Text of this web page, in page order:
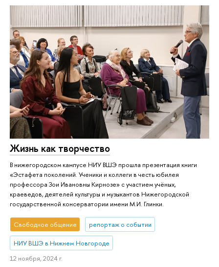
Жизнь как творчество
В нижегородском кампусе НИУ ВШЭ прошла презентация книги
«Эстафета поколений. Ученики и коллеги в честь юбилея
профессора Зои Ивановны Кирнозе» с участием учёных,
краеведов, деятелей культуры и музыкантов Нижегородской
государственной консерватории имени М.И. Глинки.
Свободное общение репортаж о событии
НИУ ВШЭ в Нижнем Новгороде
12 ноября, 2024 г.